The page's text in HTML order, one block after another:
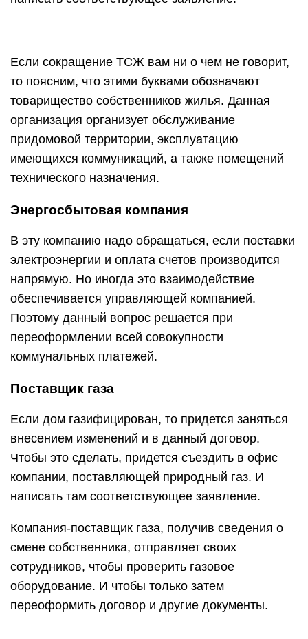
Если сокращение ТСЖ вам ни о чем не говорит,
то поясним, что этими буквами обозначают
товарищество собственников жилья. Данная
организация организует обслуживание
придомовой территории, эксплуатацию
имеющихся коммуникаций, а также помещений
технического назначения.
Энергосбытовая компания
В эту компанию надо обращаться, если поставки
электроэнергии и оплата счетов производится
напрямую. Но иногда это взаимодействие
обеспечивается управляющей компанией.
Поэтому данный вопрос решается при
переоформлении всей совокупности
коммунальных платежей.
Поставщик газа
Если дом газифицирован, то придется заняться
внесением изменений и в данный договор.
Чтобы это сделать, придется съездить в офис
компании, поставляющей природный газ. И
написать там соответствующее заявление.
Компания-поставщик газа, получив сведения о
смене собственника, отправляет своих
сотрудников, чтобы проверить газовое
оборудование. И чтобы только затем
переоформить договор и другие документы.